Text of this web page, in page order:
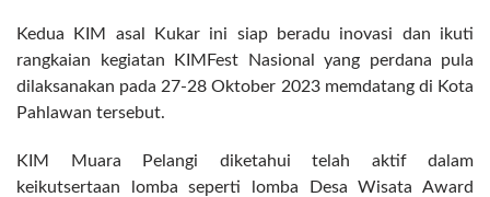
Kedua KIM asal Kukar ini siap beradu inovasi dan ikuti
rangkaian kegiatan KIMFest Nasional yang perdana pula
dilaksanakan pada 27-28 Oktober 2023 memdatang di Kota
Pahlawan tersebut.
KIM Muara Pelangi diketahui telah aktif dalam
keikutsertaan lomba seperti lomba Desa Wisata Award